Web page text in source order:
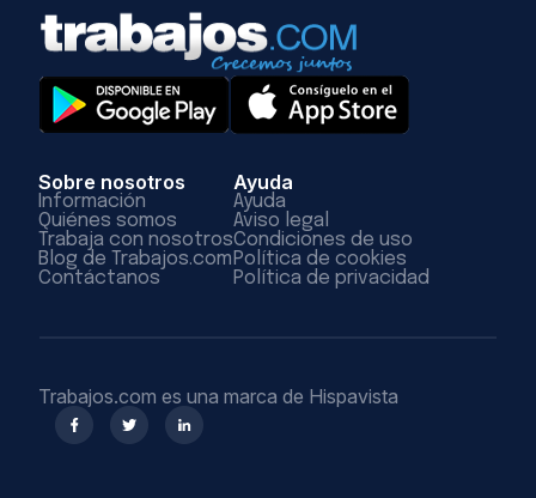
Sobre nosotros
Información
Quiénes somos
Trabaja con nosotros
Blog de Trabajos.com
Contáctanos
Ayuda
Ayuda
Aviso legal
Condiciones de uso
Política de cookies
Política de privacidad
Trabajos.com es una marca de Hispavista